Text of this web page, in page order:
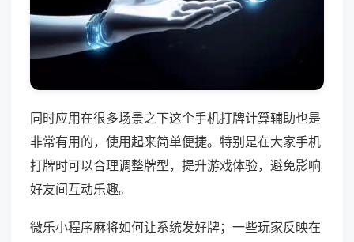
同时应用在很多场景之下这个手机打牌计算辅助也是
非常有用的，使用起来简单便捷。特别是在大家手机
打牌时可以合理调整牌型，提升游戏体验，避免影响
好友间互动乐趣。
微乐小程序麻将如何让系统发好牌；一些玩家反映在